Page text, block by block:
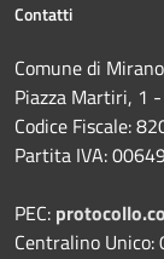
Contatti
Comune di Mirano
Piazza Martiri, 1
Codice Fiscale:
Partita IVA:
PEC:
Centralino